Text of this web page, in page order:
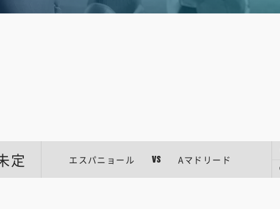
定 エスパニョール VS Aマドリード